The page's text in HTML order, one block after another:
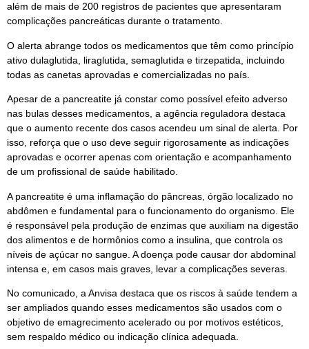
além de mais de 200 registros de pacientes que apresentaram
complicações pancreáticas durante o tratamento.
O alerta abrange todos os medicamentos que têm como princípio
ativo dulaglutida, liraglutida, semaglutida e tirzepatida, incluindo
todas as canetas aprovadas e comercializadas no país.
Apesar de a pancreatite já constar como possível efeito adverso
nas bulas desses medicamentos, a agência reguladora destaca
que o aumento recente dos casos acendeu um sinal de alerta. Por
isso, reforça que o uso deve seguir rigorosamente as indicações
aprovadas e ocorrer apenas com orientação e acompanhamento
de um profissional de saúde habilitado.
A pancreatite é uma inflamação do pâncreas, órgão localizado no
abdômen e fundamental para o funcionamento do organismo. Ele
é responsável pela produção de enzimas que auxiliam na digestão
dos alimentos e de hormônios como a insulina, que controla os
níveis de açúcar no sangue. A doença pode causar dor abdominal
intensa e, em casos mais graves, levar a complicações severas.
No comunicado, a Anvisa destaca que os riscos à saúde tendem a
ser ampliados quando esses medicamentos são usados com o
objetivo de emagrecimento acelerado ou por motivos estéticos,
sem respaldo médico ou indicação clínica adequada.